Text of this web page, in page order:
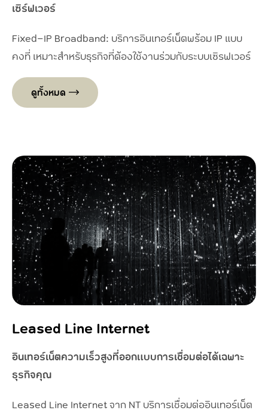
เซิร์ฟเวอร์
Fixed-IP Broadband: บริการอินเทอร์เน็ตพร้อม IP แบบ
คงที่ เหมาะสำหรับธุรกิจที่ต้องใช้งานร่วมกับระบบเซิรฟเวอร์
ดูทั้งหมด
Leased Line Internet
อินเทอร์เน็ตความเร็วสูงที่ออกแบบการเชื่อมต่อได้เฉพาะ
ธุรกิจคุณ
Leased Line Internet จาก NT บริการเชื่อมต่ออินเทอร์เน็ต